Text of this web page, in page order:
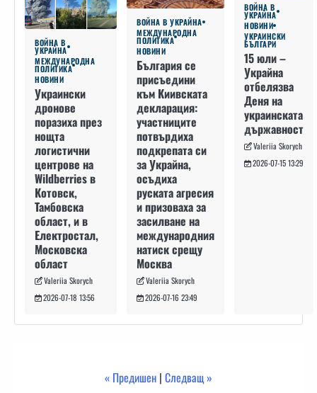
ВОЙНА В
УКРАЙНА
МЕЖДУНАРОДНА
ПОЛИТИКА
НОВИНИ
Украински
дронове
поразиха през
нощта
логистични
центрове на
Wildberries в
Котовск,
Тамбовска
област, и в
Електростал,
Московска
област
Valeriia Skorych
2026-07-18 13:56
ВОЙНА В УКРАЙНА
МЕЖДУНАРОДНА
ПОЛИТИКА
НОВИНИ
България се
присъедини
към Киивската
декларация:
участниците
потвърдиха
подкрепата си
за Украйна,
осъдиха
руската агресия
и призоваха за
засилване на
международния
натиск срещу
Москва
Valeriia Skorych
2026-07-16 23:49
ВОЙНА В
УКРАЙНА
НОВИНИ
УКРАИНСКИ
БЪЛГАРИ
15 юли –
Украйна
отбелязва
Деня на
украинската
държавност
Valeriia Skorych
2026-07-15 13:29
« Предишен | Следващ »